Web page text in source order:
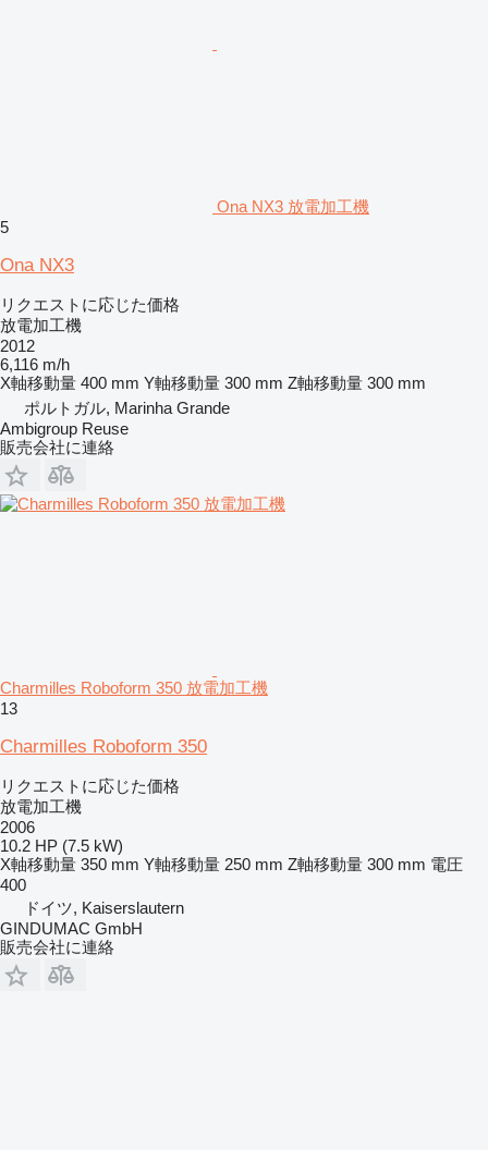
Ona NX3 放電加工機
5
Ona NX3
リクエストに応じた価格
放電加工機
2012
6,116 m/h
X軸移動量 400 mm Y軸移動量 300 mm Z軸移動量 300 mm
ポルトガル, Marinha Grande
Ambigroup Reuse
販売会社に連絡
Charmilles Roboform 350 放電加工機
13
Charmilles Roboform 350
リクエストに応じた価格
放電加工機
2006
10.2 HP (7.5 kW)
X軸移動量 350 mm Y軸移動量 250 mm Z軸移動量 300 mm 電圧
400
ドイツ, Kaiserslautern
GINDUMAC GmbH
販売会社に連絡